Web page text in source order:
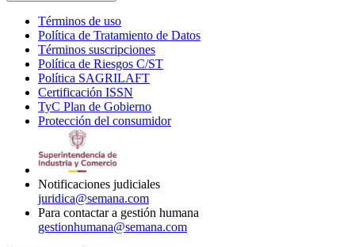
Términos de uso
in
new
window
Política de Tratamiento de Datos
Términos suscripciones
in
Política de Riesgos C/ST
Política SAGRILAFT
new
window
Certificación ISSN
in
new
TyC Plan de Gobierno
in
Protección del consumidorOpens
Notificaciones judiciales
juridica@semana.com
Para contactar a gestión humana
gestionhumana@semana.com